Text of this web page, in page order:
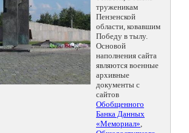
труженикам
Пензенской
области, ковавшим
Победу в тылу.
Основой
наполнения сайта
являются военные
архивные
документы с
сайтов
Обобщенного
Банка Данных
«Мемориал»,